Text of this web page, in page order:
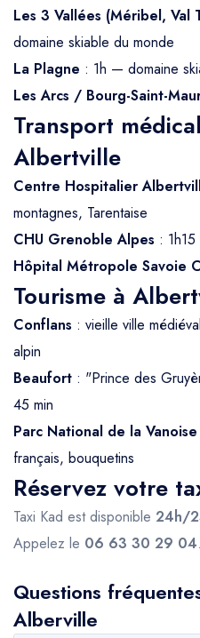
Les 3 Vallées (Méribel, Val
domaine skiable du monde
La Plagne : 1h — domaine
Les Arcs / Bourg-Saint-
Transport
Albertville
Centre Hospitalier
montagnes, Tarentaise
CHU Grenoble Alpes :
Hôpital Métropole Savoie
Tourisme à
Conflans : vieille ville
alpin
Beaufort : "Prince des
45 min
Parc National de la Vanoise
français, bouquetins
Réservez votre
Taxi Kad est disponible 24h/
Appelez le 06 63 30 29 04.
Questions
Alberville